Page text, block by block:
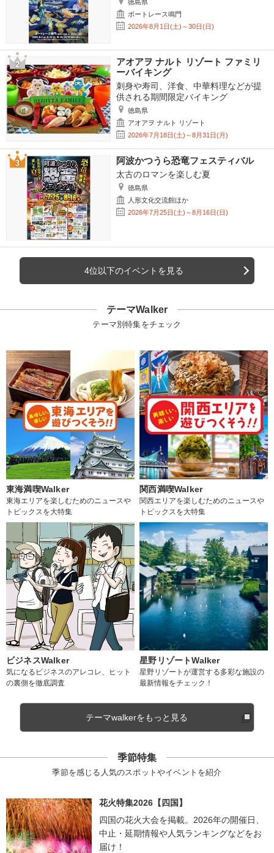
徳島県
ボートレース鳴門
2026年8月1日(土)～30日(日)
アオアヲ ナルト リゾート ファミリ
ーバイキング
刺身や寿司、洋食、中華料理などが提
供される期間限定バイキング
徳島県
アオアヲ ナルト リゾート
2026年7月18日(土)～8月31日(月)
阿波かつうら恐竜フェスティバル
太古のロマンを楽しむ夏
徳島県
人形文化交流館ほか
2026年7月25日(土)～8月16日(日)
4位以下のイベントを見る
テーマWalker
テーマ別特集をチェック
東海満喫Walker
東海エリアを楽しむためのニュースや
トピックスを大特集
関西満喫Walker
関西エリアを楽しむためのニュースや
トピックスを大特集
ビジネスWalker
気になるビジネスのアレコレ、ヒット
の裏側を徹底調査
星野リゾートWalker
星野リゾートが運営する多彩な施設の
最新情報をチェック！
テーマwalkerをもっと見る
季節特集
季節を感じる人気のスポットやイベントを紹介
花火特集2026【四国】
四国の花火大会を掲載。2026年の開催日、
中止・延期情報や人気ランキングなどをお
届け！